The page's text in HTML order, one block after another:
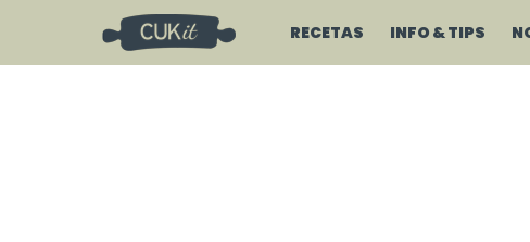
RECETAS INFO & TIPS